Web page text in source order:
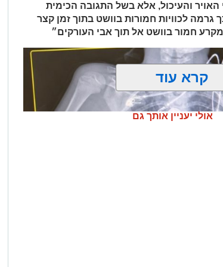
החשודים כסמים מסוכנים, טלפון נייד ו-1,700 ש"ח במזומן. החשודה (25) תושבת
להמשיך טיפול חקירה.
המשפט.
והעיכול, אלא בשל התגובה הכימית
גרמה לכוויות חמורות בוושט בתוך זמן קצר
חמור בוושט אל תוך אבי העורקים״
קרא עוד
אולי יעניין אותך גם